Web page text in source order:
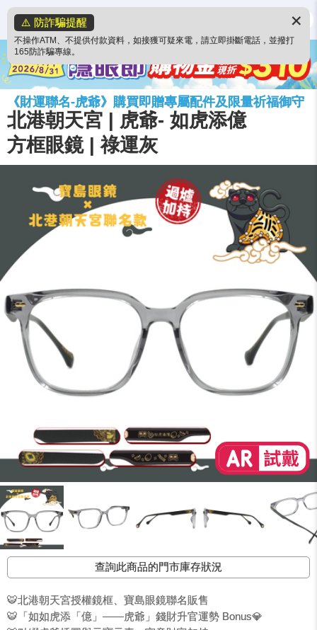
⚠️ 防詐騙提醒
不操作ATM、不提供付款資料，如接獲可疑來電，請立即掛斷電話，並撥打
165防詐騙專線。
✕
《財運聯名-虎爺》購買即贈專屬配件及限量祈福御守
北港朝天宮 | 虎爺- 如虎添億
方框眼鏡 | 祿運灰
查詢此商品的門市庫存狀況
🐯北港朝天宮授權鏡框、寶島眼鏡聯名販售
🐯「如如虎添「億」——虎爺」錢財升官運勢 Bonus💎